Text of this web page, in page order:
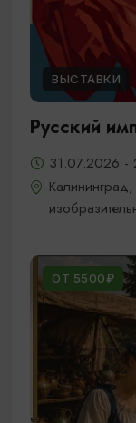
ВЫСТАВКИ
Русский
31.07.2026 -
ОТ 5500₽